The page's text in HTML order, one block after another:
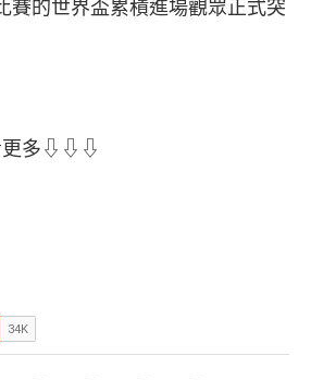
賽的世界盃累積進場觀眾正式突
更多⇩⇩⇩